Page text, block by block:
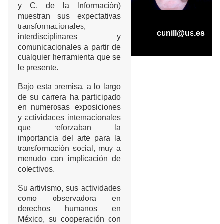
y C. de la Información)
muestran sus expectativas
transformacionales,
interdisciplinares y
comunicacionales a partir de
cualquier herramienta que se
le presente.
Bajo esta premisa, a lo largo
de su carrera ha participado
en numerosas exposiciones
y actividades internacionales
que reforzaban la
importancia del arte para la
transformación social, muy a
menudo con implicación de
colectivos.
Su artivismo, sus actividades
como observadora en
derechos humanos en
México, su cooperación con
cunill@us.es